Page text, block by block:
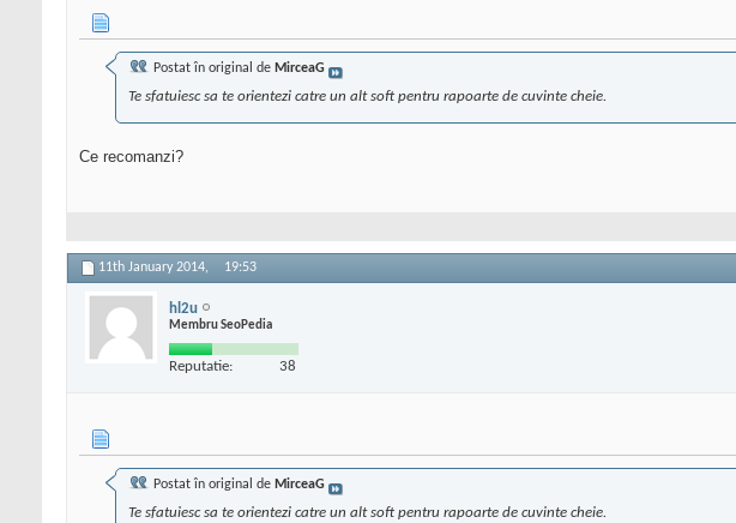
Postat în original de MirceaG
Te sfatuiesc sa te orientezi catre un alt soft pentru rapoarte de cuvinte cheie.
Ce recomanzi?
11th January 2014, 19:53
hl2u
Membru SeoPedia
Reputatie: 38
Postat în original de MirceaG
Te sfatuiesc sa te orientezi catre un alt soft pentru rapoarte de cuvinte cheie.